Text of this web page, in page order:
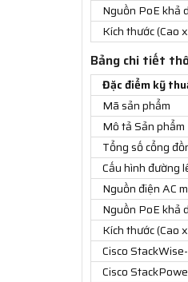
Nguồn PoE khả
Kích thước (Cao
Bảng chi tiết
Đặc điểm kỹ
Mã sản phẩm
Mô tả Sản phẩm
Tổng số cổng
Cấu hình đường
Nguồn điện AC
Nguồn PoE khả
Kích thước (Cao
Cisco
Cisco